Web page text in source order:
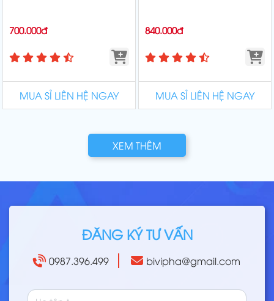
700.000đ
MUA SỈ LIÊN HỆ NGAY
840.000đ
MUA SỈ LIÊN HỆ NGAY
XEM THÊM
ĐĂNG KÝ TƯ VẤN
0987.396.499 bivipha@gmail.com